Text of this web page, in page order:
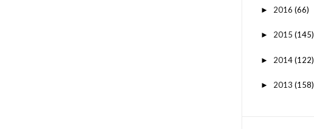
► 2016(66)
► 2015(145)
► 2014(122)
► 2013(158)